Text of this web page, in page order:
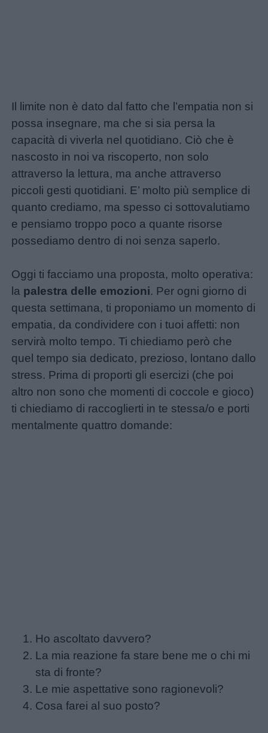
Giochi
Lavoretti
Nomi
maschili
Nomi
femminili
Frasi
e
Buongiorno
Buonanotte
Auguri
Il limite non è dato dal fatto che l’empatia non si
possa insegnare, ma che si sia persa la
capacità di viverla nel quotidiano. Ciò che è
nascosto in noi va riscoperto, non solo
attraverso la lettura, ma anche attraverso
piccoli gesti quotidiani. E’ molto più semplice di
quanto crediamo, ma spesso ci sottovalutiamo
e pensiamo troppo poco a quante risorse
possediamo dentro di noi senza saperlo.
Oggi ti facciamo una proposta, molto operativa:
la palestra delle emozioni. Per ogni giorno di
questa settimana, ti proponiamo un momento di
empatia, da condividere con i tuoi affetti: non
servirà molto tempo. Ti chiediamo però che
quel tempo sia dedicato, prezioso, lontano dallo
stress. Prima di proporti gli esercizi (che poi
altro non sono che momenti di coccole e gioco)
ti chiediamo di raccoglierti in te stessa/o e porti
mentalmente quattro domande:
Ho ascoltato davvero?
La mia reazione fa stare bene me o chi mi
sta di fronte?
Le mie aspettative sono ragionevoli?
Cosa farei al suo posto?